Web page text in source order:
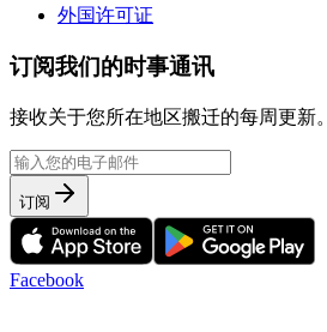
外国许可证
订阅我们的时事通讯
接收关于您所在地区搬迁的每周更新。
订阅
Facebook